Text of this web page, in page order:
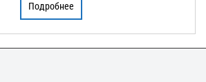
Подробнее